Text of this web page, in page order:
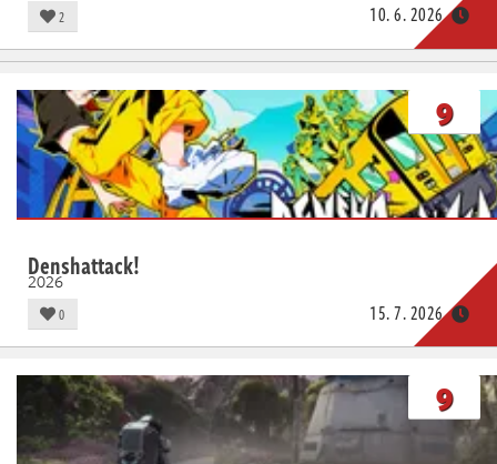
2 10. 6. 2026
9
Denshattack!
2026
0 15. 7. 2026
9